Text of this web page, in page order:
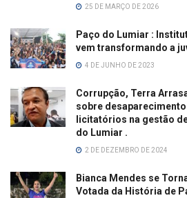
25 DE MARÇO DE 2026
Paço do Lumiar :
vem transformando a
4 DE JUNHO DE 2023
Corrupção, Terra
sobre
licitatórios na gestão
do Lumiar .
2 DE DEZEMBRO DE 2024
Bianca Mendes se
Votada da História de